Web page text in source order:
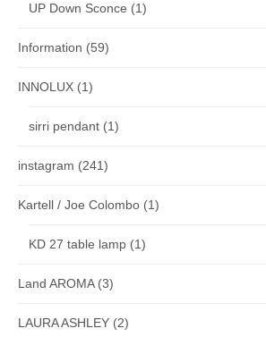
UP Down Sconce (1)
Information (59)
INNOLUX (1)
sirri pendant (1)
instagram (241)
Kartell / Joe Colombo (1)
KD 27 table lamp (1)
Land AROMA(3)
LAURA ASHLEY (2)